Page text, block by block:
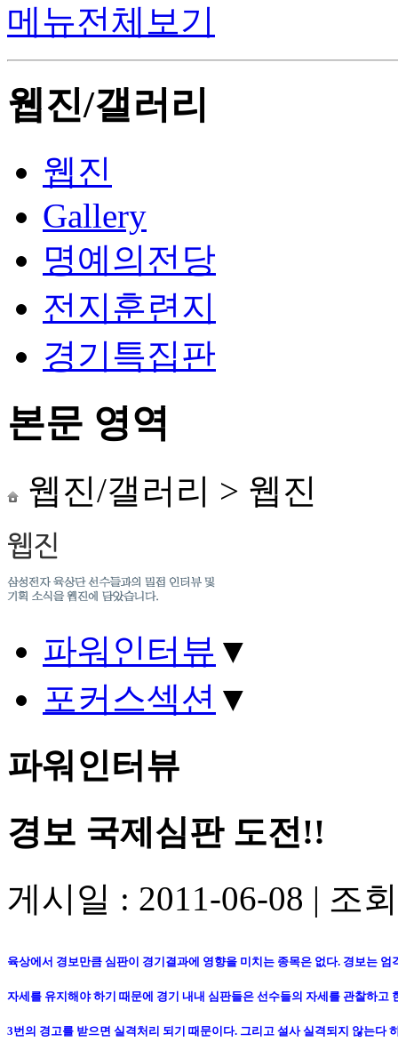
메뉴전체보기
웹진/갤러리
웹진
Gallery
명예의전당
전지훈련지
경기특집판
본문 영역
웹진/갤러리 > 웹진
파워인터뷰 ▼
포커스섹션 ▼
파워인터뷰
경보 국제심판 도전!!
게시일 : 2011-06-08 | 조
육상에서 경보만큼 심판이 경기결과에 영향을 미치는 종목은 없다. 경보는 엄
자세를 유지해야 하기 때문에 경기 내내 심판들은 선수들의 자세를 관찰하고
3번의 경고를 받으면 실격처리 되기 때문이다. 그리고 설사 실격되지 않는다